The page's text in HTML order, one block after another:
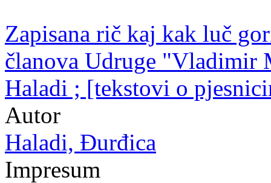
Zapisana rič kaj kak luč
članova Udruge
Haladi ; [tekstovi o
Autor
Haladi, Đurđica
Impresum